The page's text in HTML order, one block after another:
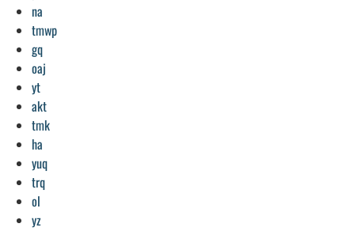
na
tmwp
gq
oaj
yt
akt
tmk
ha
yuq
trq
ol
yz